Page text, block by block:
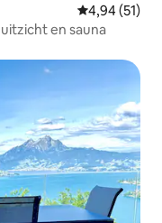
Gemiddelde
4,94 (51)
en sauna